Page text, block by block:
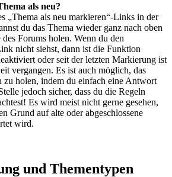
als neu?
„Thema als neu markieren“-Links in der
du das Thema wieder ganz nach oben
des Forums holen. Wenn du den
nicht siehst, dann ist die Funktion
oder seit der letzten Markierung ist
vergangen. Es ist auch möglich, das
zu holen, indem du einfach eine Antwort
jedoch sicher, dass du die Regeln
Es wird meist nicht gerne gesehen,
Grund auf alte oder abgeschlossene
wird.
und Thementypen